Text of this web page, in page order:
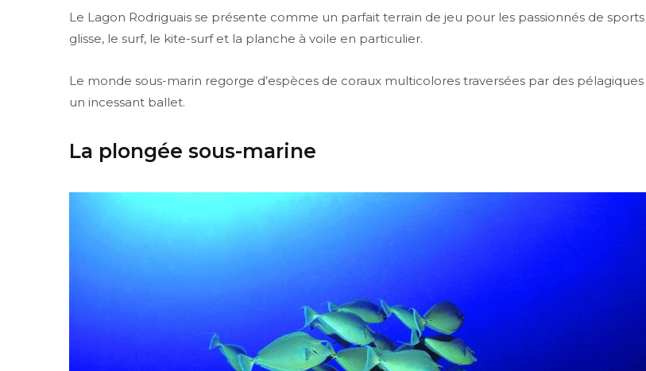
Le Lagon Rodriguais se présente comme un parfait terrain de jeu pour les passionnés de
glisse, le surf, le kite-surf et la planche à voile en particulier.
Le monde sous-marin regorge d’espèces de coraux multicolores traversées par des pélagiques
un incessant ballet.
La plongée sous-marine